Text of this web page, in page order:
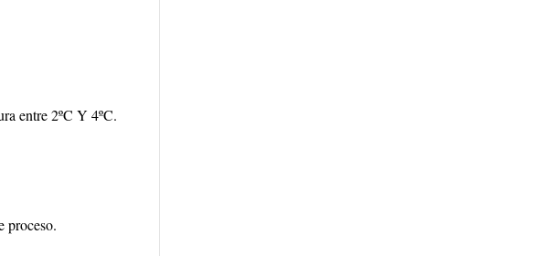
entre 2ºC Y 4ºC.
proceso.